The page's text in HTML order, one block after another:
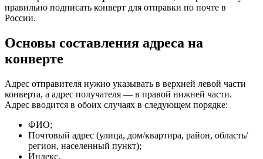
правильно подписать конверт для отправки по почте в
России.
Основы составления адреса на
конверте
Адрес отправителя нужно указывать в верхней левой части
конверта, а адрес получателя — в правой нижней части.
Адрес вводится в обоих случаях в следующем порядке:
ФИО;
Почтовый адрес (улица, дом/квартира, район, область/
регион, населенный пункт);
Индекс.